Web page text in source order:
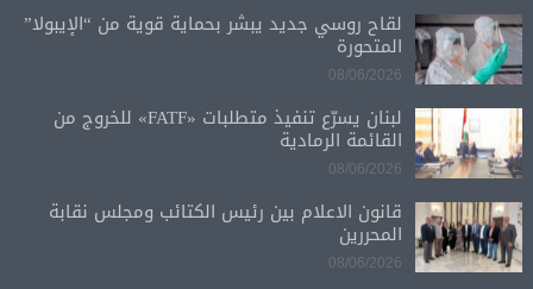
لقاح روسي جديد يبشر بحماية قوية من “الإيبولا”
المتحورة
08/06/2026
لبنان يسرّع تنفيذ متطلبات «FATF» للخروج من
القائمة الرمادية
08/06/2026
قانون الاعلام بين رئيس الكتائب ومجلس نقابة
المحررين
08/06/2026